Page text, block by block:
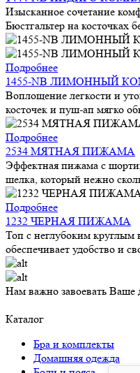
Изысканное сочетание
Бюстгальтер на косточках
Подробнее
1455-NB ЛИМОННЫЙ
Воплощение легкости и
косточек и пуш-ап мягко
Подробнее
2534 МЯТНАЯ ПИЖАМА
Эффектная пижама с
шелка, который нежно
Подробнее
1232 ЧЕРНАЯ ПИЖАМА
Топ с неглубоким
обеспечивает удобство и
Нам важно завоевать Ваше
Каталог
Бра и комплекты
Домашняя одежда